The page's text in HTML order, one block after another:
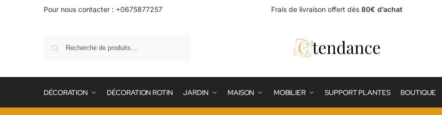
Pour nous contacter : +0675877257 Frais de livraison offert dès 80€ d’achat
DÉCORATION DÉCORATION ROTIN JARDIN MAISON MOBILIER SUPPORT PLANTES BOUTIQUE